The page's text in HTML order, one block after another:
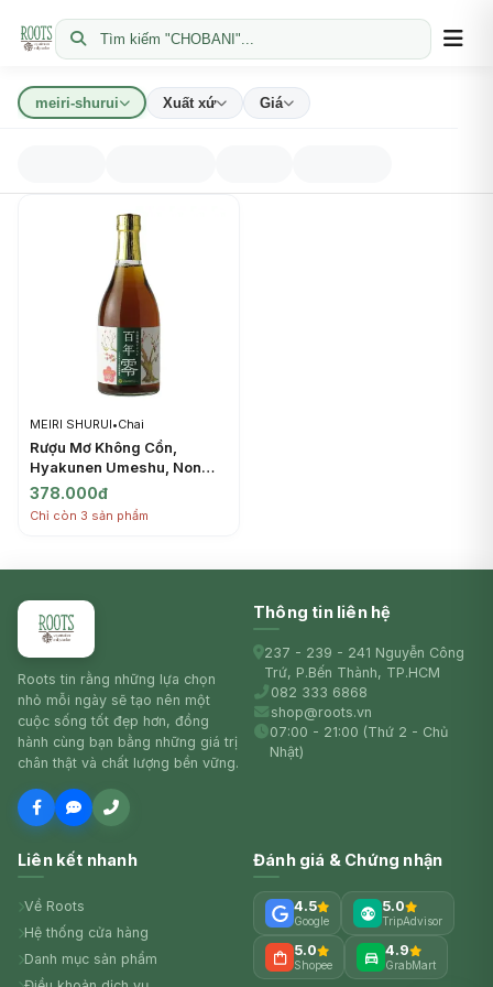
Tìm kiếm "CHOBANI"...
meiri-shurui Xuất xứ Giá
MEIRI SHURUI•Chai
Rượu Mơ Không Cồn,
Hyakunen Umeshu, Non
Alcoholic 100-Year Plum
Wine (500ml) - MEIRI
378.000đ
Chỉ còn 3 sản phẩm
Roots tin rằng những lựa chọn
nhỏ mỗi ngày sẽ tạo nên một
cuộc sống tốt đẹp hơn, đồng
hành cùng bạn bằng những giá trị
chân thật và chất lượng bền vững.
Thông tin liên hệ
237 - 239 - 241 Nguyễn Công
Trứ, P.Bến Thành, TP.HCM
082 333 6868
shop@roots.vn
07:00 - 21:00 (Thứ 2 - Chủ
Nhật)
Liên kết nhanh
Về Roots
Hệ thống cửa hàng
Danh mục sản phẩm
Đánh giá & Chứng nhận
4.5
Google
5.0
TripAdvisor
5.0
Shopee
4.9
GrabMart